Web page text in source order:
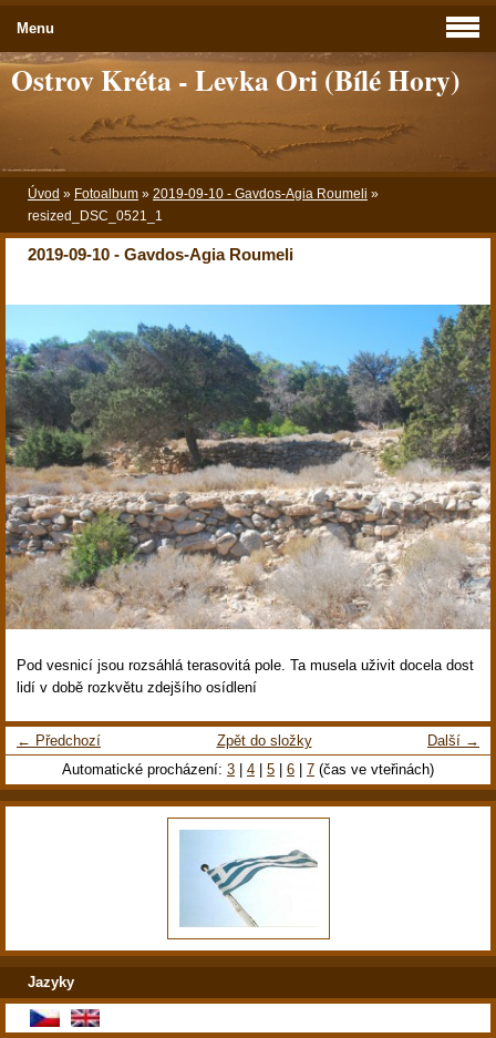
Ostrov Kréta - Levka Ori (Bílé Hory)
Úvod » Fotoalbum » 2019-09-10 - Gavdos-Agia Roumeli »
resized_DSC_0521_1
2019-09-10 - Gavdos-Agia Roumeli
Pod vesnicí jsou rozsáhlá terasovitá pole. Ta musela uživit docela dost
lidí v době rozkvětu zdejšího osídlení
← Předchozí Další →
Zpět do složky
Automatické procházení: 3 4 5 6 7 (čas ve vteřinách)
Jazyky
Menu